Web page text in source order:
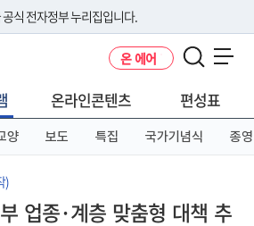
식 전자정부 누리집입니다.
기
른 도메인 주소를 사용하고 있다면 아래 URL에
보세요
온 에어
온라인콘텐츠 편성표
양 보도 특집 국가기념식 종영
)
업종·계층 맞춤형 대책 추